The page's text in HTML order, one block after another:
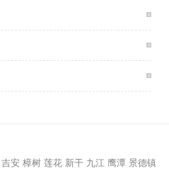
吉安 樟树 莲花 新干 九江 鹰潭 景德镇